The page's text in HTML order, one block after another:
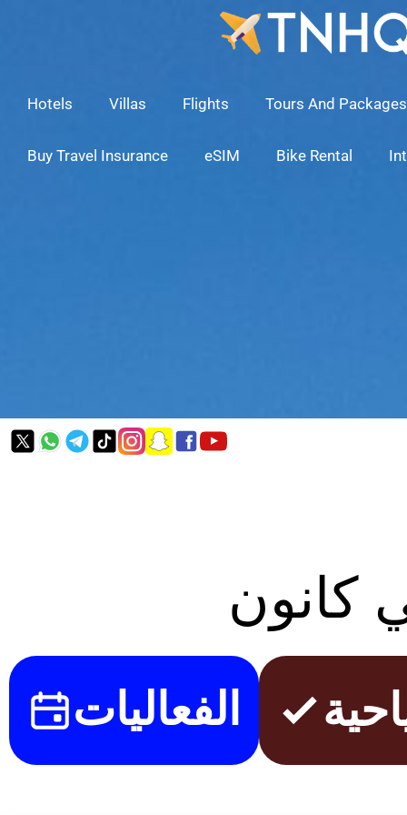
Hotels Villas Flights Tours And Packages
Buy Travel Insurance eSIM Bike Rental
كانون
الفعاليات